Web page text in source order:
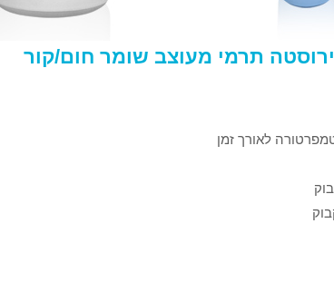
תרמי מעוצב שומר חום/קור
לאורך זמן